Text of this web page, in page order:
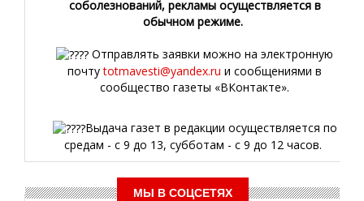
соболезнований, рекламы осуществляется в
обычном режиме.
Отправлять заявки можно на электронную
почтуtotmavesti@yandex.ru и сообщениями в
сообщество газеты «ВКонтакте».
Выдача газет в редакции осуществляется по
средам - с 9 до 13, субботам - с 9 до 12 часов.
МЫ В СОЦСЕТЯХ